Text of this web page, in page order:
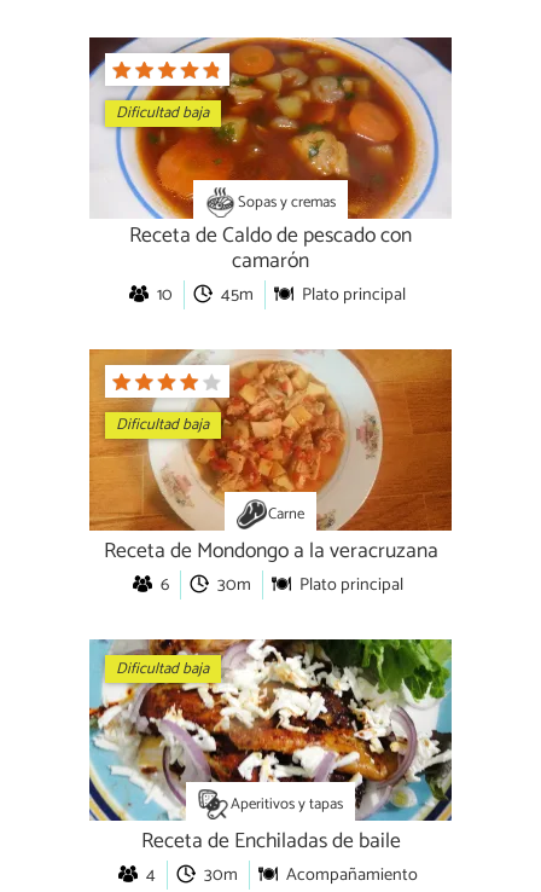
Dificultad baja
Sopas y cremas
Receta de Caldo de pescado con
camarón
10 45m Plato principal
Dificultad baja
Carne
Receta de Mondongo a la veracruzana
6 30m Plato principal
Dificultad baja
Aperitivos y tapas
Receta de Enchiladas de baile
4 30m Acompañamiento